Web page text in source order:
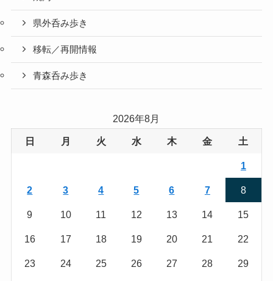
県外呑み歩き
移転／再開情報
青森呑み歩き
2026年8月
日 月 火 水 木 金 土
1
2 3 4 5 6 7 8
9 10 11 12 13 14 15
16 17 18 19 20 21 22
23 24 25 26 27 28 29